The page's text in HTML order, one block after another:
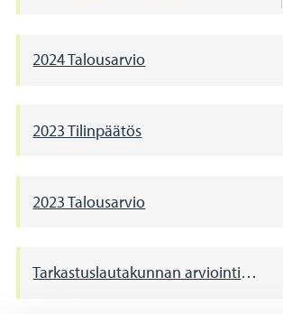
2024 Talousarvio
2023 Tilinpäätös
2023 Talousarvio
Tarkastuslautakunnan arviointikertomus 2023